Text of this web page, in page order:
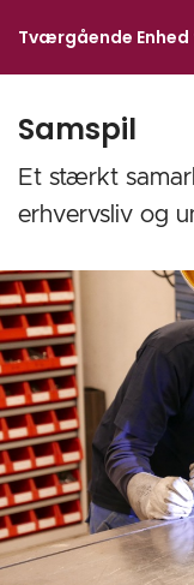
Tværgående
Samspil
Et stærkt
erhvervsliv og